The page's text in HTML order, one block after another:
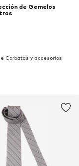
de Gemelos
Corbatas y accesorios